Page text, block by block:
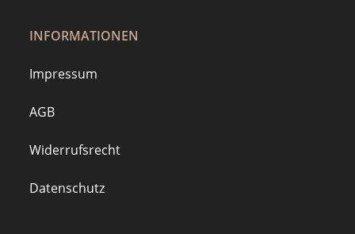
INFORMATIONEN
Impressum
AGB
Widerrufsrecht
Datenschutz